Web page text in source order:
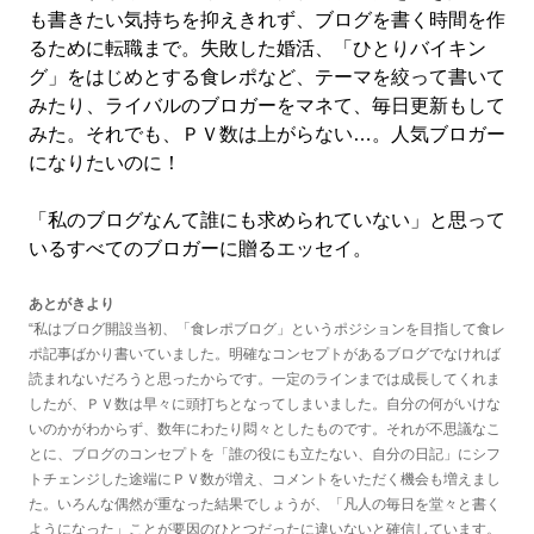
も書きたい気持ちを抑えきれず、ブログを書く時間を作
るために転職まで。失敗した婚活、「ひとりバイキン
グ」をはじめとする食レポなど、テーマを絞って書いて
みたり、ライバルのブロガーをマネて、毎日更新もして
みた。それでも、ＰＶ数は上がらない…。人気ブロガー
になりたいのに！
「私のブログなんて誰にも求められていない」と思って
いるすべてのブロガーに贈るエッセイ。
あとがきより
“私はブログ開設当初、「食レポブログ」というポジションを目指して食レ
ポ記事ばかり書いていました。明確なコンセプトがあるブログでなければ
読まれないだろうと思ったからです。一定のラインまでは成長してくれま
したが、ＰＶ数は早々に頭打ちとなってしまいました。自分の何がいけな
いのかがわからず、数年にわたり悶々としたものです。それが不思議なこ
とに、ブログのコンセプトを「誰の役にも立たない、自分の日記」にシフ
トチェンジした途端にＰＶ数が増え、コメントをいただく機会も増えまし
た。いろんな偶然が重なった結果でしょうが、「凡人の毎日を堂々と書く
ようになった」ことが要因のひとつだったに違いないと確信しています。